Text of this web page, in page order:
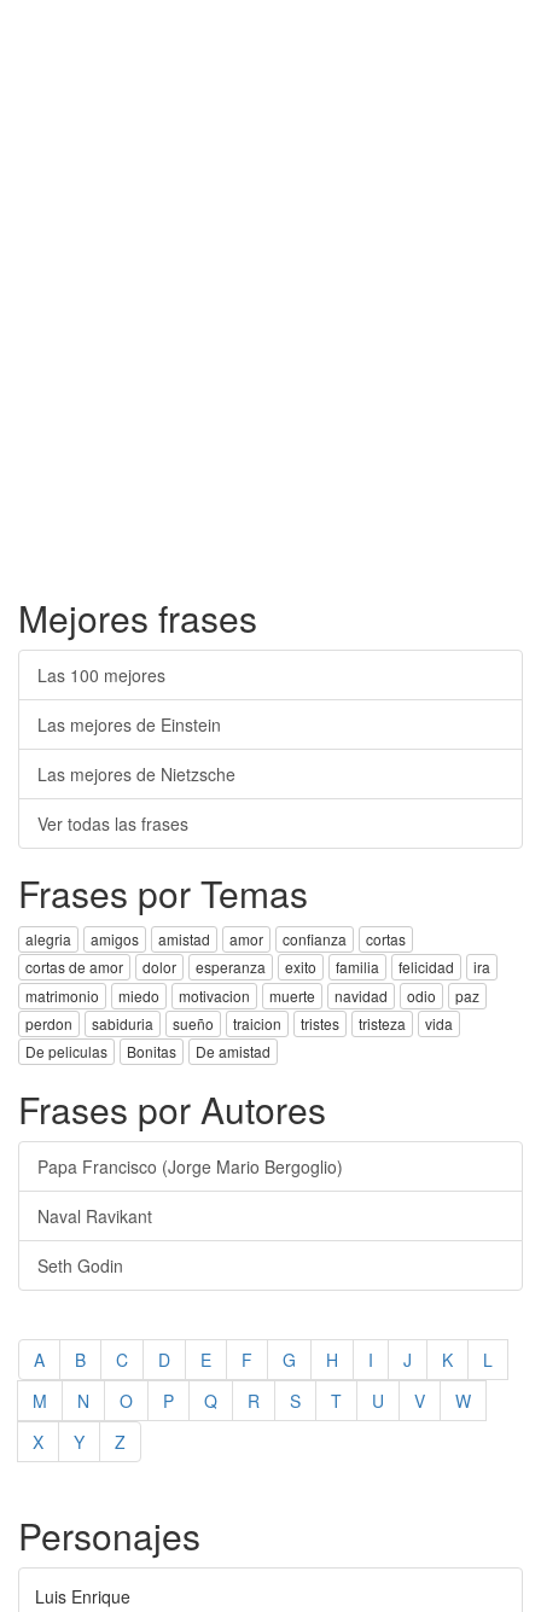
Mejores frases
Las 100 mejores
Las mejores de Einstein
Las mejores de Nietzsche
Ver todas las frases
Frases por Temas
alegria amigos amistad amor confianza
cortas
cortas de amor
dolor esperanza exito familia felicidad
ira
matrimonio
miedo motivacion muerte navidad odio
paz
perdon
sabiduria sueño traicion tristes tristeza
vida
De peliculas
Bonitas De amistad
Frases por Autores
Papa Francisco (Jorge Mario Bergoglio)
Naval Ravikant
Seth Godin
A B C D E F G H I J K
L
M
N O P Q R S T U V
W
X
Y Z
Personajes
Luis Enrique